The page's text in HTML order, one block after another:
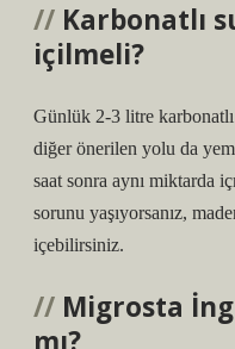
Karbonatlı
içilmeli?
Günlük 2-3 litre
diğer önerilen yolu da
saat sonra aynı miktarda
sorunu yaşıyorsanız,
içebilirsiniz.
Migrosta
mı?